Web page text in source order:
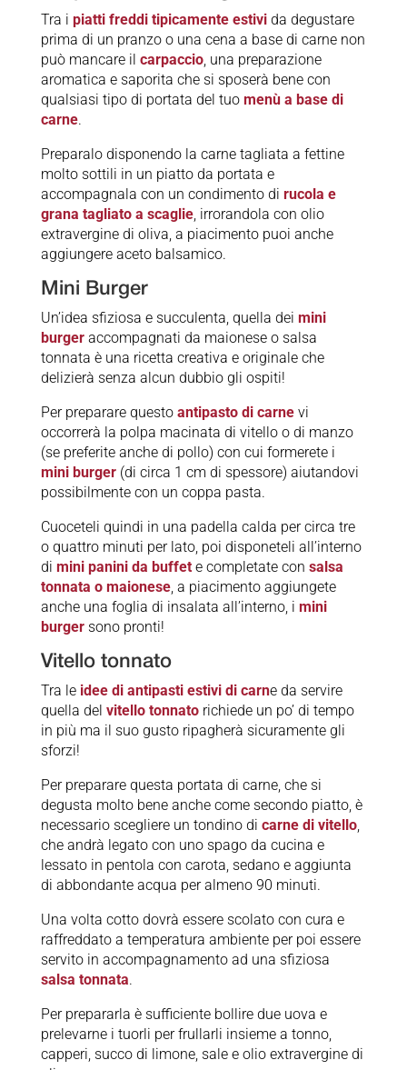
Tra i piatti freddi tipicamente estivida degustare
prima di un pranzo o una cena a base di carne non
può mancare il carpaccio, una preparazione
aromatica e saporita che si sposerà bene con
qualsiasi tipo di portata del tuo menù a base di
carne.
Preparalo disponendo la carne tagliata a fettine
molto sottili in un piatto da portata e
accompagnala con un condimento di rucola e
grana tagliato a scaglie, irrorandola con olio
extravergine di oliva, a piacimento puoi anche
aggiungere aceto balsamico.
Mini Burger
Un’idea sfiziosa e succulenta, quella dei mini
burgeraccompagnati da maionese o salsa
tonnata è una ricetta creativa e originale che
delizierà senza alcun dubbio gli ospiti!
Per preparare questo antipasto di carnevi
occorrerà la polpa macinata di vitello o di manzo
(se preferite anche di pollo) con cui formerete i
mini burger(di circa 1 cm di spessore) aiutandovi
possibilmente con un coppa pasta.
Cuoceteli quindi in una padella calda per circa tre
o quattro minuti per lato, poi disponeteli all’interno
di mini panini da buffete completate con salsa
tonnata o maionese, a piacimento aggiungete
anche una foglia di insalata all’interno, i mini
burgersono pronti!
Vitello tonnato
Tra le idee di antipasti estivi di carne da servire
quella del vitello tonnatorichiede un po’ di tempo
in più ma il suo gusto ripagherà sicuramente gli
sforzi!
Per preparare questa portata di carne, che si
degusta molto bene anche come secondo piatto, è
necessario scegliere un tondino di carne di vitello,
che andrà legato con uno spago da cucina e
lessato in pentola con carota, sedano e aggiunta
di abbondante acqua per almeno 90 minuti.
Una volta cotto dovrà essere scolato con cura e
raffreddato a temperatura ambiente per poi essere
servito in accompagnamento ad una sfiziosa
salsa tonnata.
Per prepararla è sufficiente bollire due uova e
prelevarne i tuorli per frullarli insieme a tonno,
capperi, succo di limone, sale e olio extravergine di